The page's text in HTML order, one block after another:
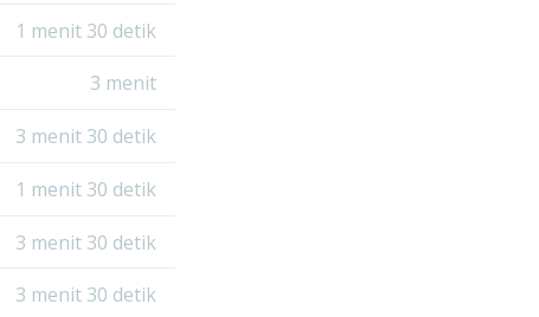
1 menit 30 detik
3 menit
3 menit 30 detik
1 menit 30 detik
3 menit 30 detik
3 menit 30 detik